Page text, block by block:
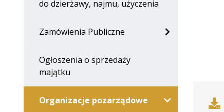
do dzierżawy, najmu, użyczenia
Zamówienia Publiczne
Ogłoszenia o sprzedaży
majątku
Organizacje pozarządowe